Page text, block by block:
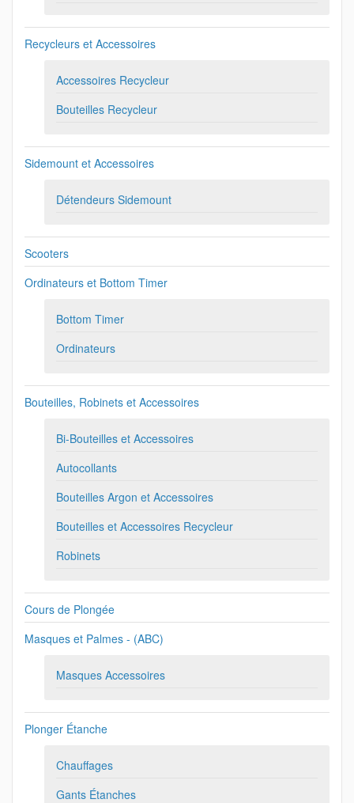
Recycleurs et Accessoires
Accessoires Recycleur
Bouteilles Recycleur
Sidemount et Accessoires
Détendeurs Sidemount
Scooters
Ordinateurs et Bottom Timer
Bottom Timer
Ordinateurs
Bouteilles, Robinets et Accessoires
Bi-Bouteilles et Accessoires
Autocollants
Bouteilles Argon et Accessoires
Bouteilles et Accessoires Recycleur
Robinets
Cours de Plongée
Masques et Palmes - (ABC)
Masques Accessoires
Plonger Étanche
Chauffages
Gants Étanches